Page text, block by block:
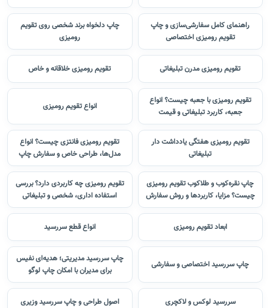
راهنمای کامل سفارشی‌سازی و چاپ
تقویم رومیزی اختصاصی
چاپ دلخواه برند شخصی روی تقویم
رومیزی
تقویم رومیزی مدرن تبلیغاتی تقویم رومیزی خلاقانه و خاص
تقویم رومیزی با جعبه چیست؟ انواع
جعبه، کاربرد تبلیغاتی و قیمت
انواع تقویم رومیزی
تقویم رومیزی هفتگی یادداشت دار
تبلیغاتی
تقویم رومیزی فانتزی چیست؟ انواع
مدل‌ها، طراحی خاص و سفارش چاپ
چاپ نقره‌کوب و طلاکوب تقویم رومیزی
چیست؟ مزایا، کاربردها و روش سفارش
تقویم رومیزی چه کاربردی دارد؟ بررسی
استفاده اداری، شخصی و تبلیغاتی
ابعاد تقویم رومیزی انواع قطع سررسید
چاپ سررسید اختصاصی و سفارشی
چاپ سررسید مدیریتی؛ هدیه‌ای نفیس
برای مدیران با امکان چاپ لوگو
سررسید لوکس و لاکچری اصول طراحی و چاپ سررسید وزیری